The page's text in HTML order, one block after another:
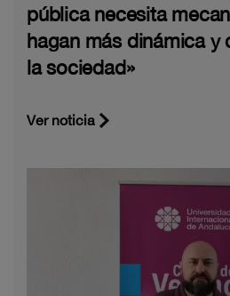
pública necesita
hagan más dinámica y
la sociedad»
Ver noticia